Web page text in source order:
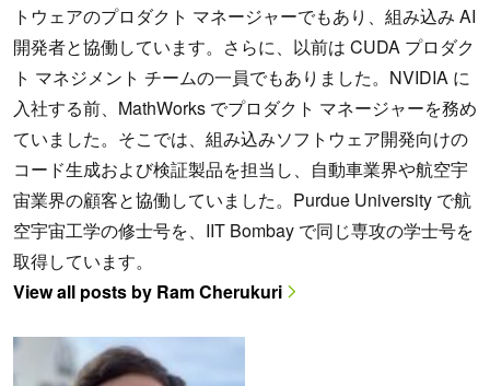
トウェアのプロダクト マネージャーでもあり、組み込み AI
開発者と協働しています。さらに、以前は CUDA プロダク
ト マネジメント チームの一員でもありました。NVIDIA に
入社する前、MathWorks でプロダクト マネージャーを務め
ていました。そこでは、組み込みソフトウェア開発向けの
コード生成および検証製品を担当し、自動車業界や航空宇
宙業界の顧客と協働していました。Purdue University で航
空宇宙工学の修士号を、IIT Bombay で同じ専攻の学士号を
取得しています。
View all posts by Ram Cherukuri